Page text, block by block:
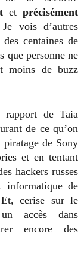
et précisément
vois d’autres
centaines de
que personne ne
moins de buzz
de Taia
de ce qu’on
piratage de Sony
et en tentant
hackers russes
informatique de
cerise sur le
accès dans
encore des